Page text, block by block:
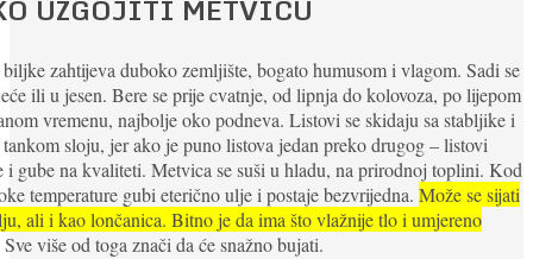
UZGOJITI METVICU
zahtijeva duboko zemljište, bogato humusom i vlagom. Sadi se
ili u jesen. Bere se prije cvatnje, od lipnja do kolovoza, po lijepom
vremenu, najbolje oko podneva. Listovi se skidaju sa stabljike i
tankom sloju, jer ako je puno listova jedan preko drugog – listovi
i gube na kvaliteti. Metvica se suši u hladu, na prirodnoj toplini. Kod
temperature gubi eterično ulje i postaje bezvrijedna. Može se sijati
ali i kao lončanica. Bitno je da ima što vlažnije tlo i umjereno
Sve više od toga znači da će snažno bujati.